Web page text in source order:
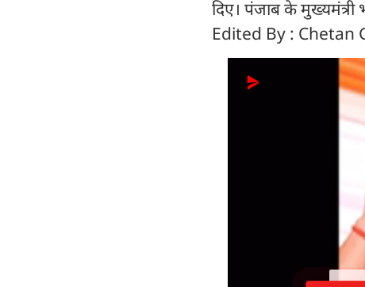
दिए। पंजाब के मुख्यमंत्री
Edited By : Chetan